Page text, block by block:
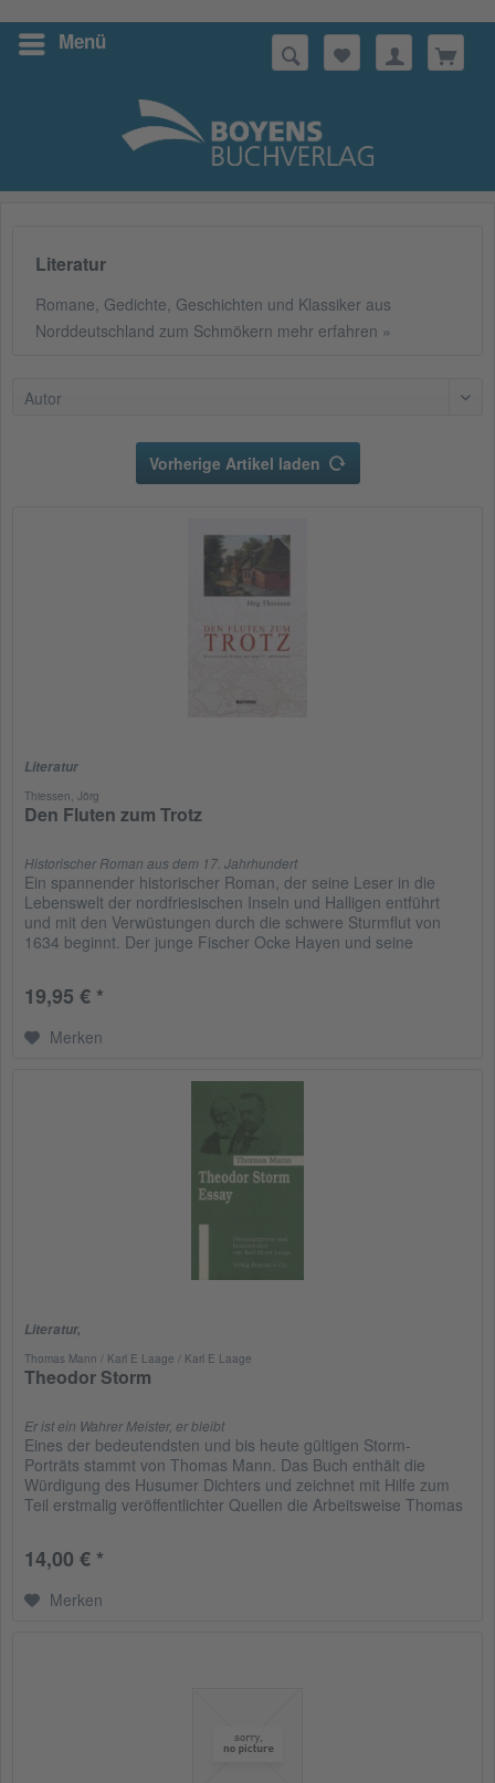
Menü
Literatur
Romane, Gedichte, Geschichten und Klassiker aus
Norddeutschland zum Schmökern mehr erfahren »
Autor
Vorherige Artikel laden
Literatur
Thiessen, Jörg
Den Fluten zum Trotz
Historischer Roman aus dem 17. Jahrhundert
Ein spannender historischer Roman, der seine Leser in die
Lebenswelt der nordfriesischen Inseln und Halligen entführt
und mit den Verwüstungen durch die schwere Sturmflut von
1634 beginnt. Der junge Fischer Ocke Hayen und seine
19,95 € *
Merken
Literatur,
Thomas Mann / Karl E Laage / Karl E Laage
Theodor Storm
Er ist ein Wahrer Meister, er bleibt
Eines der bedeutendsten und bis heute gültigen Storm-
Porträts stammt von Thomas Mann. Das Buch enthält die
Würdigung des Husumer Dichters und zeichnet mit Hilfe zum
Teil erstmalig veröffentlichter Quellen die Arbeitsweise Thomas
14,00 € *
Merken